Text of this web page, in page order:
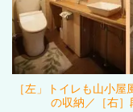
［左」トイレも山小屋
の収納／［右］